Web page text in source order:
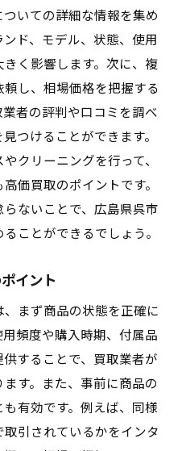
いての詳細な情報を集め
ド、モデル、状態、使用
く影響します。次に、複
し、相場価格を把握する
者の評判や口コミを調べ
つけることができます。
クリーニングを行って、
価買取のポイントです。
ないことで、広島県呉市
ことができるでしょう。
イント
まず商品の状態を正確に
頻度や購入時期、付属品
することで、買取業者が
す。また、事前に商品の
有効です。例えば、同様
引されているかをインタ